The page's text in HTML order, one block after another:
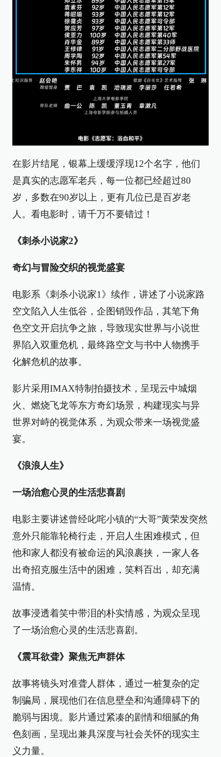
在影片结尾，银幕上缓缓浮现12个名字，他们
是真实的志愿军老兵，每一位都已经超过80
岁，多数在90岁以上，更有几位已是百岁老
人。看电影时，请千万不要错过！
《刺杀小说家2》
奇幻与冒险交织的视觉盛宴
电影系《刺杀小说家1》续作，讲述了小说家路
空文陷入人生低谷，企图销毁作品，其笔下角
色空文开启抗争之旅，导致现实世界与小说世
界陷入双重危机，最终路空文与书中人物携手
化解危机的故事。
影片采用IMAX特制拍摄技术，呈现云中城烟
火、燃烧飞龙等东方奇幻场景，构建现实与异
世界对峙的视觉体系，为观众带来一场视觉盛
宴。
《浪浪人生》
一场治愈心灵的生活悲喜剧
电影主要讲述曾经叱咤小镇的“大哥”黄荣发突然
意外只能靠轮椅行走，开启人生困难模式，但
他和家人都没有被命运的风浪裹挟，一家人各
出奇招克服生活中的困难，笑料百出，却充满
温情。
故事浸透着笑中带泪的朴实情感，为观众呈现
了一场治愈心灵的生活悲喜剧。
《震耳欲聋》聚焦无声群体
故事将镜头对准聋人群体，通过一桩复杂的定
制骗局，展现他们在信息壁垒和沟通障碍下的
脆弱与困境。影片通过紧凑的剧情和细腻的角
色刻画，呈现出兼具深度与社会关怀的现实主
义力量。